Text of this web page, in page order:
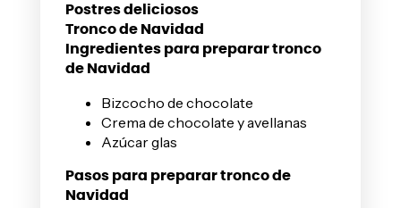
Postres deliciosos
Tronco de Navidad
Ingredientes para preparar tronco
de Navidad
Bizcocho de chocolate
Crema de chocolate y avellanas
Azúcar glas
Pasos para preparar tronco de
Navidad